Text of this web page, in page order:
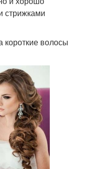
стрижками
волосы